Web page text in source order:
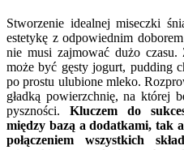
Stworzenie idealnej miseczki
estetykę z odpowiednim
nie musi zajmować dużo
może być gęsty jogurt, pudding
po prostu ulubione mleko.
gładką powierzchnię, na której
pyszności. Kluczem do
między bazą a dodatkami, tak
połączeniem wszystkich